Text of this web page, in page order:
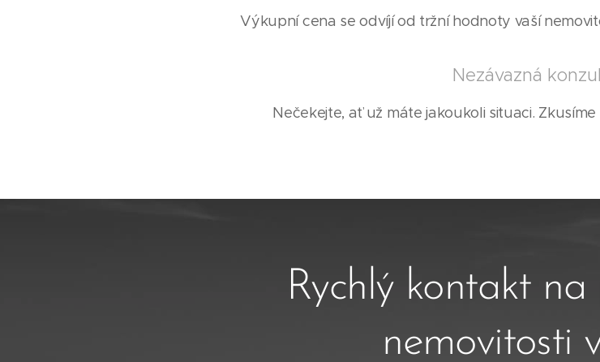
Výkupní cena se odvíjí od tržní hodnoty vaší
Nezávazná
Nečekejte, ať už máte jakoukoli situaci.
Rychlý kontakt
nemovitosti